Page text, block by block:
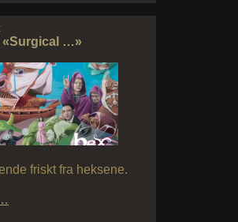
«Surgical …»
friskt fra heksene.